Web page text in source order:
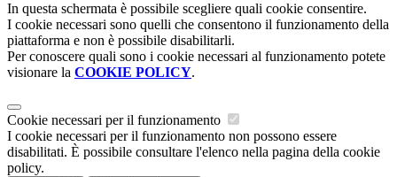
In questa schermata è possibile scegliere quali cookie consentire.
I cookie necessari sono quelli che consentono il funzionamento della
piattaforma e non è possibile disabilitarli.
Per conoscere quali sono i cookie necessari al funzionamento potete
visionare la COOKIE POLICY.
Cookie necessari per il funzionamento
I cookie necessari per il funzionamento non possono essere
disabilitati. È possibile consultare l'elenco nella pagina della cookie
policy.